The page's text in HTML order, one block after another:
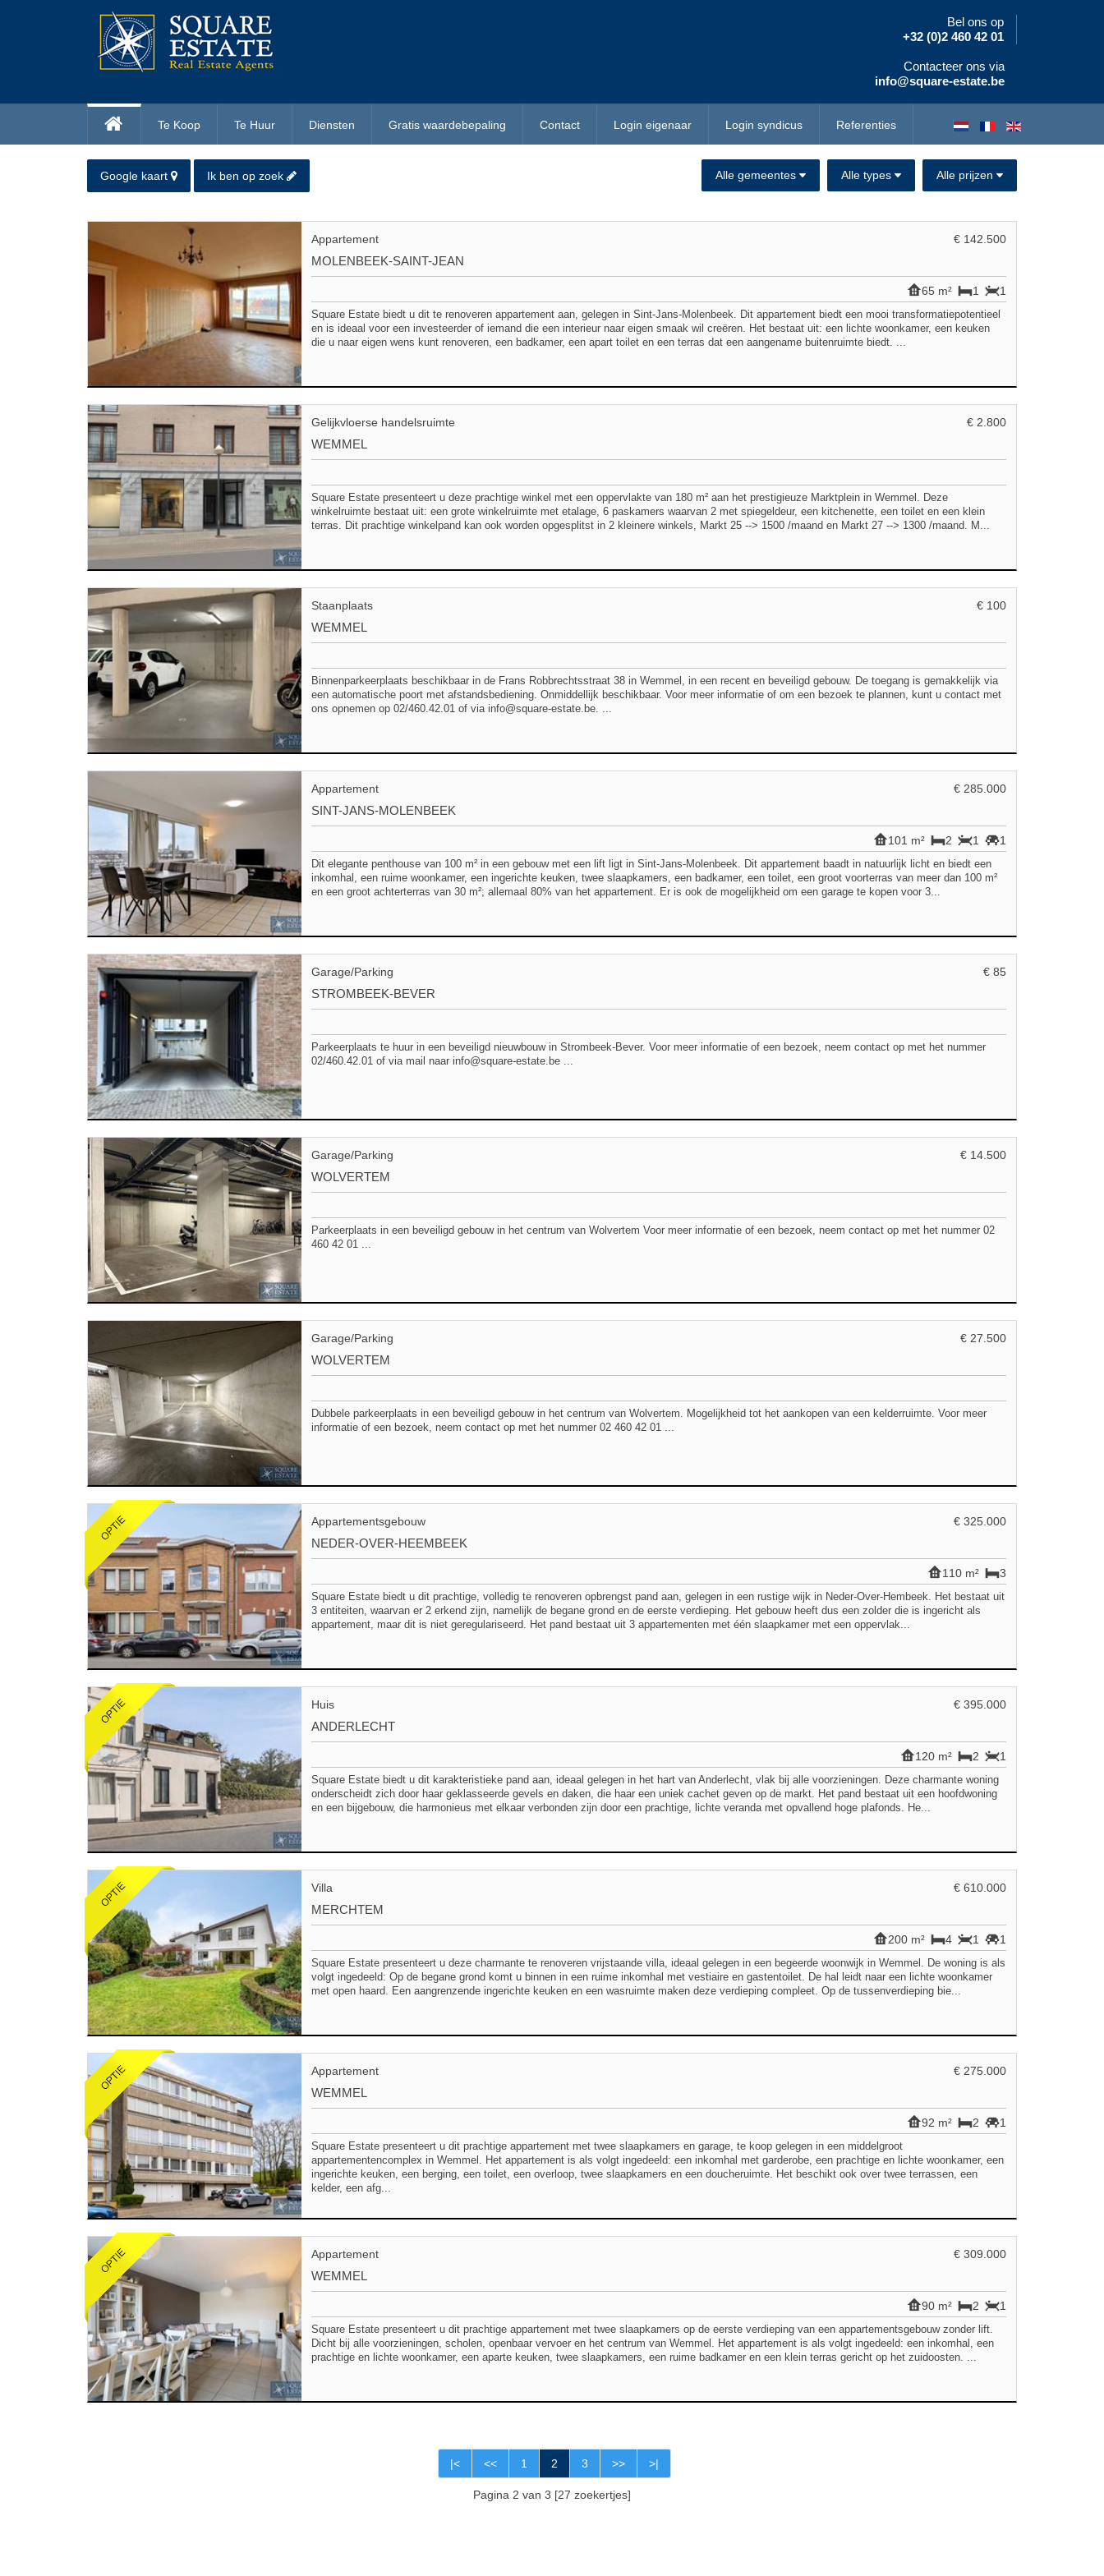
Bel ons op
+32 (0)2 460 42 01
Contacteer ons via
info@square-estate.be
Te Koop Te Huur Diensten Gratis waardebepaling Contact Login eigenaar Login syndicus Referenties
Google kaart Ik ben op zoek Alle gemeentes Alle types Alle prijzen
Appartement € 142.500
MOLENBEEK-SAINT-JEAN
1
1
65 m²
Square Estate biedt u dit te renoveren appartement aan, gelegen in Sint-Jans-Molenbeek. Dit appartement biedt een mooi transformatiepotentieel
en is ideaal voor een investeerder of iemand die een interieur naar eigen smaak wil creëren. Het bestaat uit: een lichte woonkamer, een keuken
die u naar eigen wens kunt renoveren, een badkamer, een apart toilet en een terras dat een aangename buitenruimte biedt. ...
Gelijkvloerse handelsruimte € 2.800
WEMMEL
Square Estate presenteert u deze prachtige winkel met een oppervlakte van 180 m² aan het prestigieuze Marktplein in Wemmel. Deze
winkelruimte bestaat uit: een grote winkelruimte met etalage, 6 paskamers waarvan 2 met spiegeldeur, een kitchenette, een toilet en een klein
terras. Dit prachtige winkelpand kan ook worden opgesplitst in 2 kleinere winkels, Markt 25 --> 1500 /maand en Markt 27 --> 1300 /maand. M...
Staanplaats € 100
WEMMEL
Binnenparkeerplaats beschikbaar in de Frans Robbrechtsstraat 38 in Wemmel, in een recent en beveiligd gebouw. De toegang is gemakkelijk via
een automatische poort met afstandsbediening. Onmiddellijk beschikbaar. Voor meer informatie of om een bezoek te plannen, kunt u contact met
ons opnemen op 02/460.42.01 of via info@square-estate.be. ...
Appartement € 285.000
SINT-JANS-MOLENBEEK
1
1
2
101 m²
Dit elegante penthouse van 100 m² in een gebouw met een lift ligt in Sint-Jans-Molenbeek. Dit appartement baadt in natuurlijk licht en biedt een
inkomhal, een ruime woonkamer, een ingerichte keuken, twee slaapkamers, een badkamer, een toilet, een groot voorterras van meer dan 100 m²
en een groot achterterras van 30 m²; allemaal 80% van het appartement. Er is ook de mogelijkheid om een garage te kopen voor 3...
Garage/Parking € 85
STROMBEEK-BEVER
Parkeerplaats te huur in een beveiligd nieuwbouw in Strombeek-Bever. Voor meer informatie of een bezoek, neem contact op met het nummer
02/460.42.01 of via mail naar info@square-estate.be ...
Garage/Parking € 14.500
WOLVERTEM
Parkeerplaats in een beveiligd gebouw in het centrum van Wolvertem Voor meer informatie of een bezoek, neem contact op met het nummer 02
460 42 01 ...
Garage/Parking € 27.500
WOLVERTEM
Dubbele parkeerplaats in een beveiligd gebouw in het centrum van Wolvertem. Mogelijkheid tot het aankopen van een kelderruimte. Voor meer
informatie of een bezoek, neem contact op met het nummer 02 460 42 01 ...
Appartementsgebouw € 325.000
NEDER-OVER-HEEMBEEK
3
110 m²
Square Estate biedt u dit prachtige, volledig te renoveren opbrengst pand aan, gelegen in een rustige wijk in Neder-Over-Hembeek. Het bestaat uit
3 entiteiten, waarvan er 2 erkend zijn, namelijk de begane grond en de eerste verdieping. Het gebouw heeft dus een zolder die is ingericht als
appartement, maar dit is niet geregulariseerd. Het pand bestaat uit 3 appartementen met één slaapkamer met een oppervlak...
Huis € 395.000
ANDERLECHT
1
2
120 m²
Square Estate biedt u dit karakteristieke pand aan, ideaal gelegen in het hart van Anderlecht, vlak bij alle voorzieningen. Deze charmante woning
onderscheidt zich door haar geklasseerde gevels en daken, die haar een uniek cachet geven op de markt. Het pand bestaat uit een hoofdwoning
en een bijgebouw, die harmonieus met elkaar verbonden zijn door een prachtige, lichte veranda met opvallend hoge plafonds. He...
Villa € 610.000
MERCHTEM
1
1
4
200 m²
Square Estate presenteert u deze charmante te renoveren vrijstaande villa, ideaal gelegen in een begeerde woonwijk in Wemmel. De woning is als
volgt ingedeeld: Op de begane grond komt u binnen in een ruime inkomhal met vestiaire en gastentoilet. De hal leidt naar een lichte woonkamer
met open haard. Een aangrenzende ingerichte keuken en een wasruimte maken deze verdieping compleet. Op de tussenverdieping bie...
Appartement € 275.000
WEMMEL
1
2
92 m²
Square Estate presenteert u dit prachtige appartement met twee slaapkamers en garage, te koop gelegen in een middelgroot
appartementencomplex in Wemmel. Het appartement is als volgt ingedeeld: een inkomhal met garderobe, een prachtige en lichte woonkamer, een
ingerichte keuken, een berging, een toilet, een overloop, twee slaapkamers en een doucheruimte. Het beschikt ook over twee terrassen, een
kelder, een afg...
Appartement € 309.000
WEMMEL
1
2
90 m²
Square Estate presenteert u dit prachtige appartement met twee slaapkamers op de eerste verdieping van een appartementsgebouw zonder lift.
Dicht bij alle voorzieningen, scholen, openbaar vervoer en het centrum van Wemmel. Het appartement is als volgt ingedeeld: een inkomhal, een
prachtige en lichte woonkamer, een aparte keuken, twee slaapkamers, een ruime badkamer en een klein terras gericht op het zuidoosten. ...
|< << 1 2 3 >> >|
Pagina 2 van 3 [27 zoekertjes]